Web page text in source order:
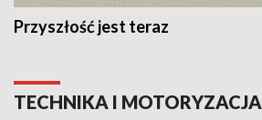
Przyszłość jest teraz
TECHNIKA I MOTORYZACJA